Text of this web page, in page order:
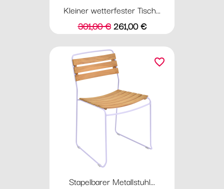
Kleiner wetterfester Tisch...
Verkaufspreis
301,00 € Preis
261,00 €
Stapelbarer Metallstuhl...
favorite_border